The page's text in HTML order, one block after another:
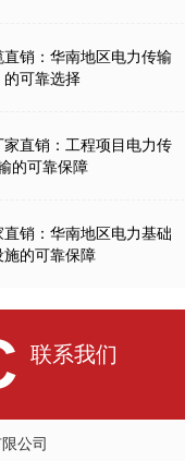
直销：华南地区电力传输
的可靠选择
家直销：工程项目电力传
的可靠保障
直销：华南地区电力基础
施的可靠保障
联系我们
公司